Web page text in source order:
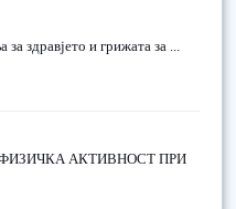
здравјето и грижата за ...
АКТИВНОСТ ПРИ